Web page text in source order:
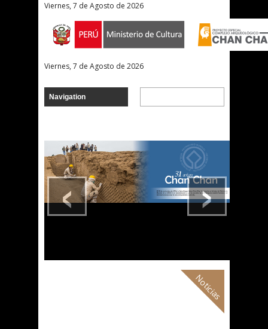
Viernes, 7 de Agosto de 2026
Viernes, 7 de Agosto de 2026
›
‹
Noticias